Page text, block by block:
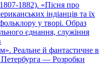
1882). «Пісня про
індіанців та їх
у творі. Образ
єднання, служіння
Реальне й фантастичне в
— Розробки